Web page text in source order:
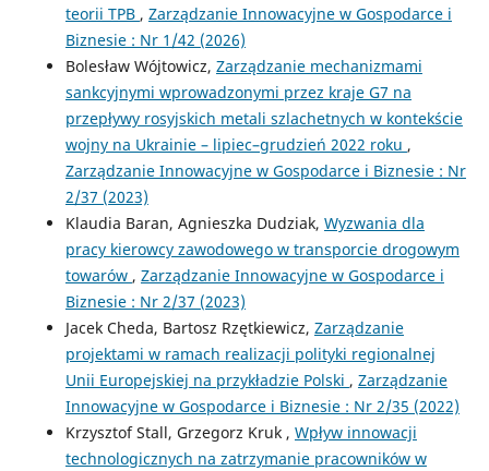
teorii TPB , Zarządzanie Innowacyjne w Gospodarce i
Biznesie : Nr 1/42 (2026)
Bolesław Wójtowicz, Zarządzanie mechanizmami
sankcyjnymi wprowadzonymi przez kraje G7 na
przepływy rosyjskich metali szlachetnych w kontekście
wojny na Ukrainie – lipiec–grudzień 2022 roku ,
Zarządzanie Innowacyjne w Gospodarce i Biznesie : Nr
2/37 (2023)
Klaudia Baran, Agnieszka Dudziak, Wyzwania dla
pracy kierowcy zawodowego w transporcie drogowym
towarów , Zarządzanie Innowacyjne w Gospodarce i
Biznesie : Nr 2/37 (2023)
Jacek Cheda, Bartosz Rzętkiewicz, Zarządzanie
projektami w ramach realizacji polityki regionalnej
Unii Europejskiej na przykładzie Polski , Zarządzanie
Innowacyjne w Gospodarce i Biznesie : Nr 2/35 (2022)
Krzysztof Stall, Grzegorz Kruk , Wpływ innowacji
technologicznych na zatrzymanie pracowników w